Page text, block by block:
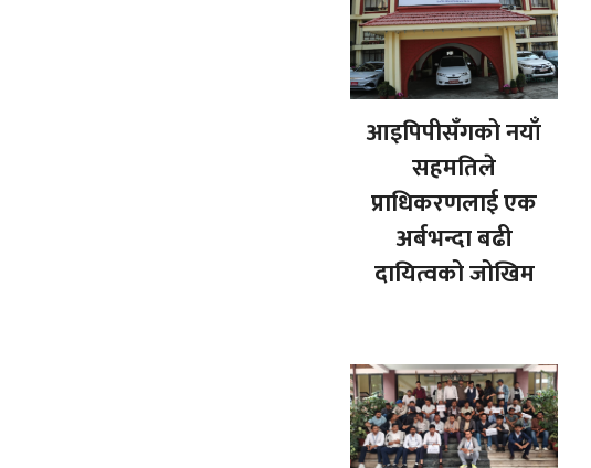
आइपिपीसँगको नयाँ
सहमतिले
प्राधिकरणलाई एक
अर्बभन्दा बढी
दायित्वको जोखिम